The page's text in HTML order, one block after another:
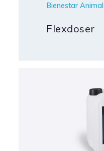
Bienestar Animal
Flexdoser